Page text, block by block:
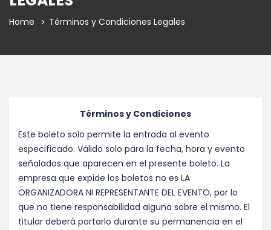
Home Términos y Condiciones Legales
Términos y Condiciones
Este boleto solo permite la entrada al evento
especificado. Válido solo para la fecha, hora y evento
señalados que aparecen en el presente boleto. La
empresa que expide los boletos no es LA
ORGANIZADORA NI REPRESENTANTE DEL EVENTO, por lo
que no tiene responsabilidad alguna sobre el mismo. El
titular deberá portarlo durante su permanencia en el